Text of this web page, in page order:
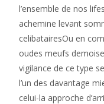
l’ensemble de nos
achemine levant
celibatairesOu en
oudes meufs
vigilance de ce type
l’un des davantage
celui-la approche